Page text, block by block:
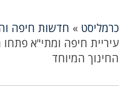
כרמליסט » חדשות חיפה
עיריית חיפה ומתי"א פתחו
החינוך המיוחד